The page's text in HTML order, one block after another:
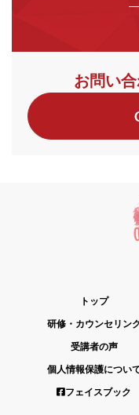
お問い
トップ
研修・カウンセリン
受講者の声
個人情報保護につい
フェイスブック